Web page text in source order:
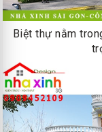
Biệt thự nằm